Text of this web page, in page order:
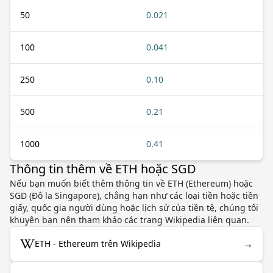
50 0.021
100 0.041
250 0.10
500 0.21
1000 0.41
Thông tin thêm về ETH hoặc SGD
Nếu bạn muốn biết thêm thông tin về ETH (Ethereum) hoặc
SGD (Đô la Singapore), chẳng hạn như các loại tiền hoặc tiền
giấy, quốc gia người dùng hoặc lịch sử của tiền tệ, chúng tôi
khuyên bạn nên tham khảo các trang Wikipedia liên quan.
ETH - Ethereum trên Wikipedia →